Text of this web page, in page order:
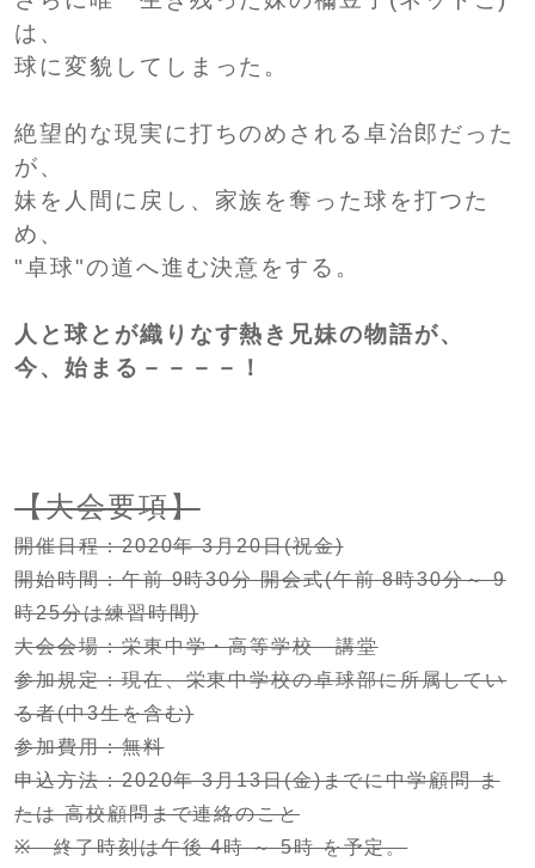
は、
球に変貌してしまった。
絶望的な現実に打ちのめされる卓治郎だった
が、
妹を人間に戻し、家族を奪った球を打つた
め、
"卓球"の道へ進む決意をする。
人と球とが織りなす熱き兄妹の物語が、
今、始まる－－－－！
【大会要項】
開催日程：2020年 3月20日(祝金)
開始時間：午前 9時30分 開会式(午前 8時30分～ 9
時25分は練習時間)
大会会場：栄東中学・高等学校 講堂
参加規定：現在、栄東中学校の卓球部に所属してい
る者(中3生を含む)
参加費用：無料
申込方法：2020年 3月13日(金)までに中学顧問 ま
たは 高校顧問まで連絡のこと
※ 終了時刻は午後 4時 ～ 5時 を予定。